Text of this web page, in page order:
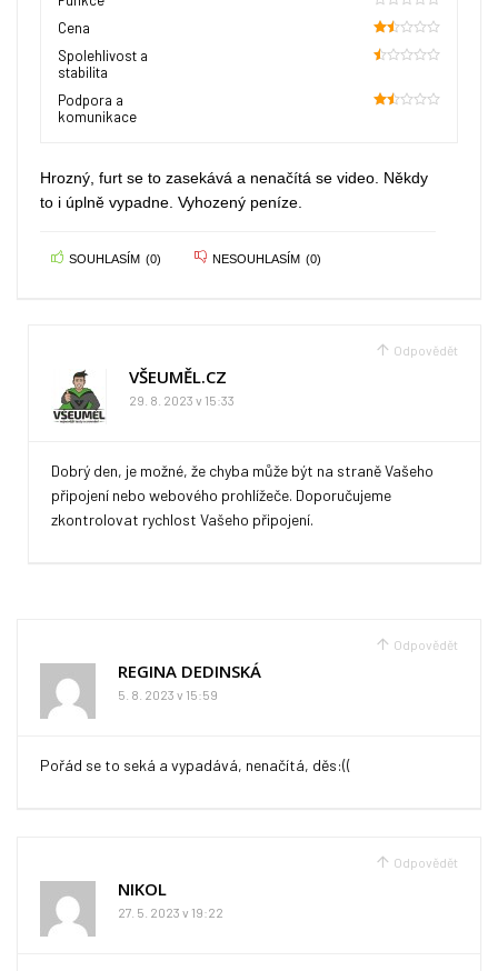
0
Cena
30
Spolehlivost a
stabilita
Podpora a
komunikace
Hrozný, furt se to zasekává a nenačítá se video. Někdy
to i úplně vypadne. Vyhozený peníze.
SOUHLASÍM (0) NESOUHLASÍM (0)
Odpovědět
VŠEUMĚL.CZ
29. 8. 2023 v 15:33
Dobrý den, je možné, že chyba může být na straně Vašeho
připojení nebo webového prohlížeče. Doporučujeme
zkontrolovat rychlost Vašeho připojení.
Odpovědět
REGINA DEDINSKÁ
5. 8. 2023 v 15:59
Pořád se to seká a vypadává, nenačítá, děs:((
Odpovědět
NIKOL
27. 5. 2023 v 19:22